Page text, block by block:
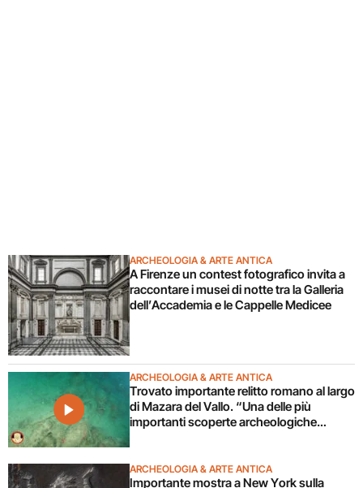
ARCHEOLOGIA & ARTE ANTICA
A Firenze un contest fotografico invita a
raccontare i musei di notte tra la Galleria
dell’Accademia e le Cappelle Medicee
ARCHEOLOGIA & ARTE ANTICA
Trovato importante relitto romano al largo
di Mazara del Vallo. “Una delle più
importanti scoperte archeologiche
ARCHEOLOGIA & ARTE ANTICA
Importante mostra a New York sulla